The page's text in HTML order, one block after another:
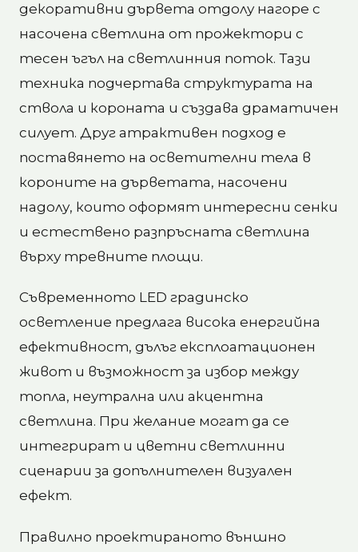
декоративни дървета отдолу нагоре с
насочена светлина от прожектори с
тесен ъгъл на светлинния поток. Тази
техника подчертава структурата на
ствола и короната и създава драматичен
силует. Друг атрактивен подход е
поставянето на осветителни тела в
короните на дърветата, насочени
надолу, които оформят интересни сенки
и естествено разпръсната светлина
върху тревните площи.
Съвременното LED градинско
осветление предлага висока енергийна
ефективност, дълъг експлоатационен
живот и възможност за избор между
топла, неутрална или акцентна
светлина. При желание могат да се
интегрират и цветни светлинни
сценарии за допълнителен визуален
ефект.
Правилно проектираното външно